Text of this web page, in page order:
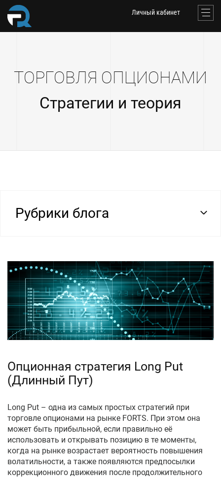
Личный кабинет
ТОРГОВЛЯ ОПЦИОНАМИ
Стратегии и теория
Рубрики блога
Опционная стратегия Long Put
(Длинный Пут)
Long Put – одна из самых простых стратегий при
торговле опционами на рынке FORTS. При этом она
может быть прибыльной, если правильно её
использовать и открывать позицию в те моменты,
когда на рынке возрастает вероятность повышения
волатильности, а также появляются предпосылки
коррекционного движения после продолжительного